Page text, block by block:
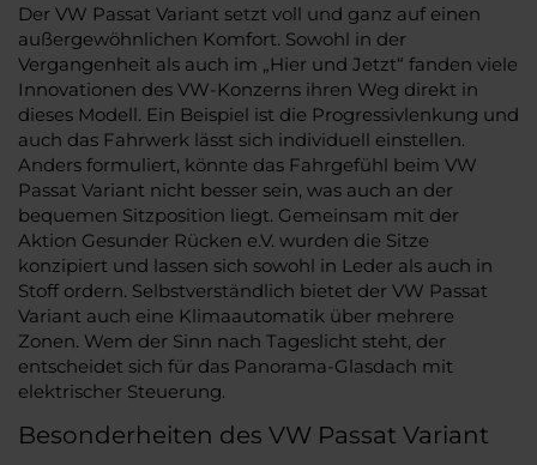
Der VW Passat Variant setzt voll und ganz auf einen
außergewöhnlichen Komfort. Sowohl in der
Vergangenheit als auch im „Hier und Jetzt“ fanden viele
Innovationen des VW-Konzerns ihren Weg direkt in
dieses Modell. Ein Beispiel ist die Progressivlenkung und
auch das Fahrwerk lässt sich individuell einstellen.
Anders formuliert, könnte das Fahrgefühl beim VW
Passat Variant nicht besser sein, was auch an der
bequemen Sitzposition liegt. Gemeinsam mit der
Aktion Gesunder Rücken e.V. wurden die Sitze
konzipiert und lassen sich sowohl in Leder als auch in
Stoff ordern. Selbstverständlich bietet der VW Passat
Variant auch eine Klimaautomatik über mehrere
Zonen. Wem der Sinn nach Tageslicht steht, der
entscheidet sich für das Panorama-Glasdach mit
elektrischer Steuerung.
Besonderheiten des VW Passat Variant